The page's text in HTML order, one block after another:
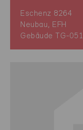
Eschenz 8264
Neubau, EFH
Gebäude TG-051